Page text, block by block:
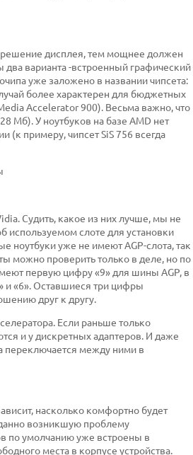
дисплея, тем мощнее должен
варианта -встроенный графический
уже заложено в названии чипсета:
более характерен для бюджетных
Accelerator 900). Весьма важно, что
Мб). У ноутбуков на базе AMD нет
(к примеру, чипсет SiS 756 всегда
Судить, какое из них лучше, мы не
используемом слоте для установки
ноутбуки уже не имеют AGP-слота, так
можно проверить только в деле, но по
первую цифру «9» для шины AGP, в
и «6». Оставшиеся три цифры
друг к другу.
Если раньше только
и у дискретных адаптеров. И даже
переключается между ними в
насколько комфортно будет
возникшую проблему
по умолчанию уже встроены в
места в корпусе устройства.